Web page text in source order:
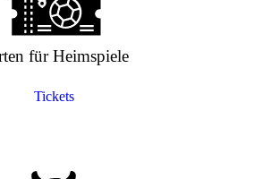
für Heimspiele
Tickets